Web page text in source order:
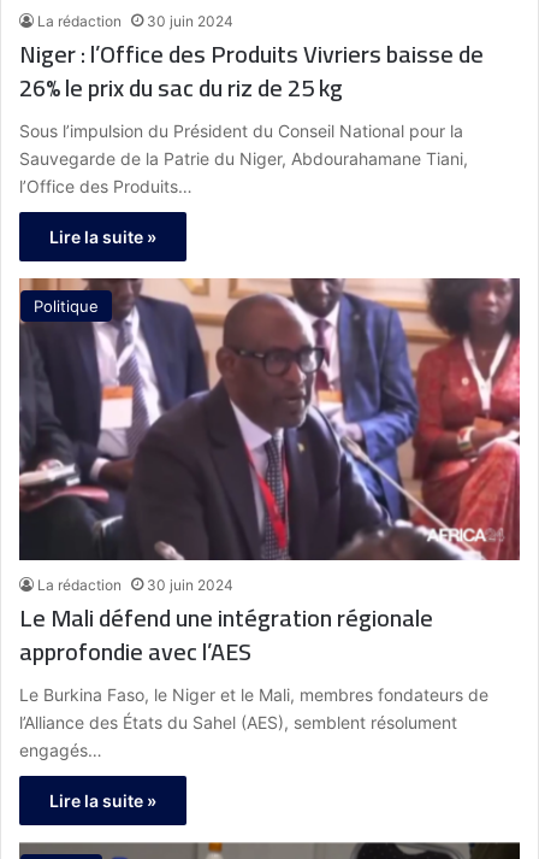
La rédaction 30 juin 2024
Niger : l’Office des Produits Vivriers baisse de
26% le prix du sac du riz de 25 kg
Sous l’impulsion du Président du Conseil National pour la
Sauvegarde de la Patrie du Niger, Abdourahamane Tiani,
l’Office des Produits…
Lire la suite »
Politique
La rédaction 30 juin 2024
Le Mali défend une intégration régionale
approfondie avec l’AES
Le Burkina Faso, le Niger et le Mali, membres fondateurs de
l’Alliance des États du Sahel (AES), semblent résolument
engagés…
Lire la suite »